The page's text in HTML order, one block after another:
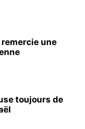
remercie une
toujours de